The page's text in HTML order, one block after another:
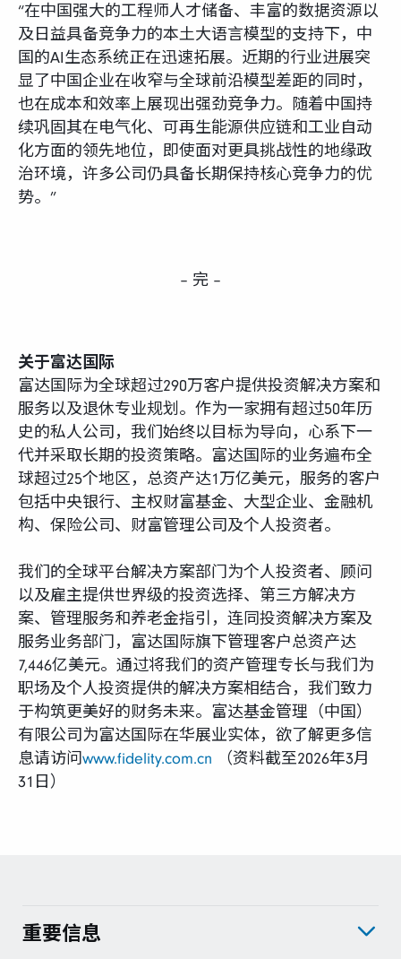
“在中国强大的工程师人才储备、丰富的数据资源以
及日益具备竞争力的本土大语言模型的支持下，中
国的AI生态系统正在迅速拓展。近期的行业进展突
显了中国企业在收窄与全球前沿模型差距的同时，
也在成本和效率上展现出强劲竞争力。随着中国持
续巩固其在电气化、可再生能源供应链和工业自动
化方面的领先地位，即使面对更具挑战性的地缘政
治环境，许多公司仍具备长期保持核心竞争力的优
势。”
– 完 –
关于富达国际
富达国际为全球超过290万客户提供投资解决方案和
服务以及退休专业规划。作为一家拥有超过50年历
史的私人公司，我们始终以目标为导向，心系下一
代并采取长期的投资策略。富达国际的业务遍布全
球超过25个地区，总资产达1万亿美元，服务的客户
包括中央银行、主权财富基金、大型企业、金融机
构、保险公司、财富管理公司及个人投资者。
我们的全球平台解决方案部门为个人投资者、顾问
以及雇主提供世界级的投资选择、第三方解决方
案、管理服务和养老金指引，连同投资解决方案及
服务业务部门，富达国际旗下管理客户总资产达
7,446亿美元。通过将我们的资产管理专长与我们为
职场及个人投资提供的解决方案相结合，我们致力
于构筑更美好的财务未来。富达基金管理（中国）
有限公司为富达国际在华展业实体，欲了解更多信
息请访问www.fidelity.com.cn （资料截至2026年3月
31日）
重要信息